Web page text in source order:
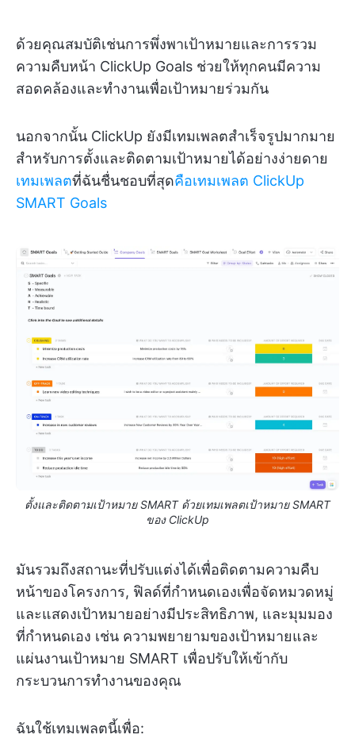
ด้วยคุณสมบัติเช่นการพึ่งพาเป้าหมายและการรวม
ความคืบหน้า ClickUp Goals ช่วยให้ทุกคนมีความ
สอดคล้องและทำงานเพื่อเป้าหมายร่วมกัน
นอกจากนั้น ClickUp ยังมีเทมเพลตสำเร็จรูปมากมาย
สำหรับการตั้งและติดตามเป้าหมายได้อย่างง่ายดาย
เทมเพลตที่ฉันชื่นชอบที่สุดคือเทมเพลต ClickUp
SMART Goals
ตั้งและติดตามเป้าหมาย SMART ด้วยเทมเพลตเป้าหมาย SMART
ของ ClickUp
มันรวมถึงสถานะที่ปรับแต่งได้เพื่อติดตามความคืบ
หน้าของโครงการ, ฟิลด์ที่กำหนดเองเพื่อจัดหมวดหมู่
และแสดงเป้าหมายอย่างมีประสิทธิภาพ, และมุมมอง
ที่กำหนดเอง เช่น ความพยายามของเป้าหมายและ
แผ่นงานเป้าหมาย SMART เพื่อปรับให้เข้ากับ
กระบวนการทำงานของคุณ
ฉันใช้เทมเพลตนี้เพื่อ: